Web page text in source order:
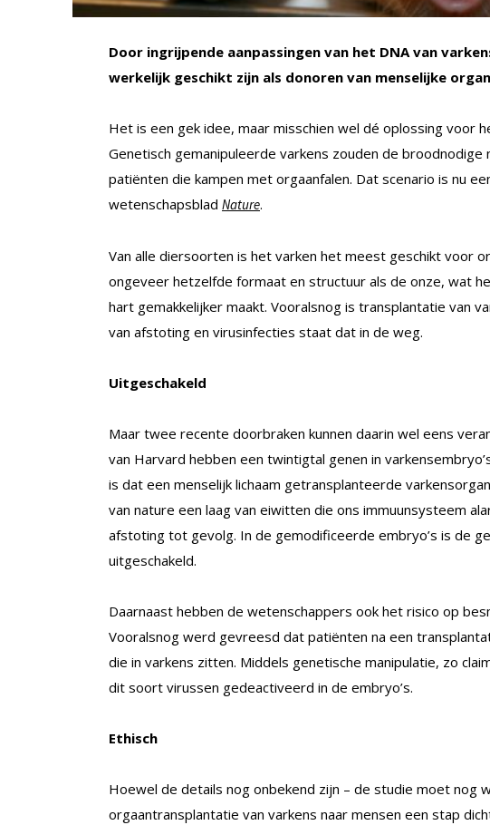
Door ingrijpende aanpassingen van het DNA van
werkelijk geschikt zijn als donoren van menselijke
Het is een gek idee, maar misschien wel dé oplossing voor
Genetisch gemanipuleerde varkens zouden de
patiënten die kampen met orgaanfalen. Dat scenario is nu
wetenschapsblad Nature.
Van alle diersoorten is het varken het meest geschikt voor
ongeveer hetzelfde formaat en structuur als de onze, wat
hart gemakkelijker maakt. Vooralsnog is transplantatie van
van afstoting en virusinfecties staat dat in de weg.
Uitgeschakeld
Maar twee recente doorbraken kunnen daarin wel eens
van Harvard hebben een twintigtal genen in
is dat een menselijk lichaam getransplanteerde
van nature een laag van eiwitten die ons immuunsysteem
afstoting tot gevolg. In de gemodificeerde embryo’s is de
uitgeschakeld.
Daarnaast hebben de wetenschappers ook het risico op
Vooralsnog werd gevreesd dat patiënten na een
die in varkens zitten. Middels genetische manipulatie, zo
dit soort virussen gedeactiveerd in de embryo’s.
Ethisch
Hoewel de details nog onbekend zijn – de studie moet nog
orgaantransplantatie van varkens naar mensen een stap